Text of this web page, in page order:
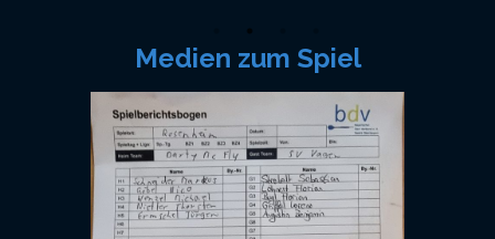
Medien zum Spiel